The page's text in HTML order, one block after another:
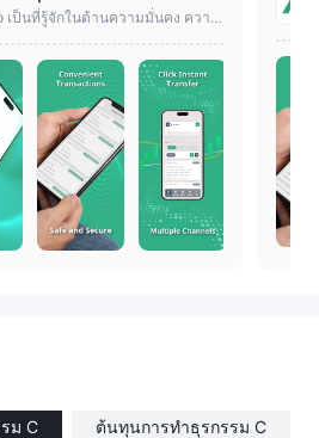
เป็นที่รู้จักในด้านความมั่นคง ความ
ม C ต้นทุนการทำธุรกรรม C